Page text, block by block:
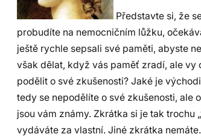
Představte si, že
probudíte na nemocničním lůžku,
ještě rychle sepsali své paměti, abyste
však dělat, když vás paměť zradí, ale vy
podělit o své zkušenosti? Jaké je
tedy se nepodělíte o své zkušenosti, ale
jsou vám známy. Zkrátka si je tak trochu
vydáváte za vlastní. Jiné zkrátka